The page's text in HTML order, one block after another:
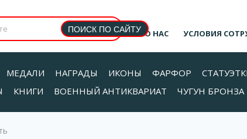
О НАС УСЛОВИЯ
МЕДАЛИ НАГРАДЫ ИКОНЫ ФАРФОР
КНИГИ ВОЕННЫЙ АНТИКВАРИАТ ЧУГУН БРОНЗА